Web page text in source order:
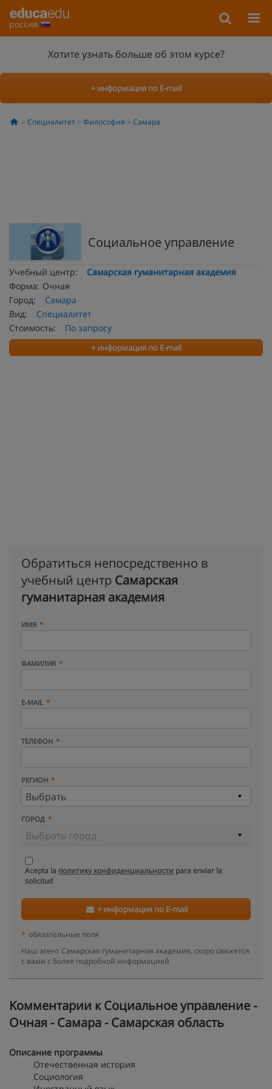
россия
Хотите узнать больше об этом курсе?
+ информация по E-mail
Специалитет Философия Самара
Социальное управление
Учебный центр:
Самарская гуманитарная академия
Форма: Очная
Город:
Самара
Вид:
Специалитет
Стоимость:
По запросу
+ информация по E-mail
Обратиться непосредственно в
учебный центр Самарская
гуманитарная академия
ИМЯ
ФАМИЛИЯ
E-MAIL
ТЕЛЕФОН
РЕГИОН
ГОРОД
Acepta la политику конфиденциальности para enviar la
solicitud
+ информация по E-mail
* обязательные поля
Наш агент Самарская гуманитарная академия, скоро свяжется
с вами с более подробной информацией
Kомментарии к Социальное управление -
Очная - Самара - Самарская область
Описание программы
Отечественная история
Социология